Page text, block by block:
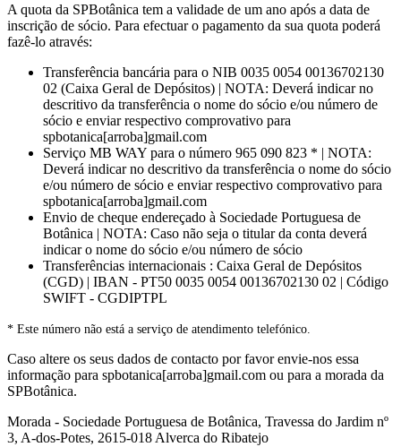
A quota da SPBotânica tem a validade de um ano após a data de
inscrição de sócio. Para efectuar o pagamento da sua quota poderá
fazê-lo através:
Transferência bancária para o NIB 0035 0054 00136702130
02 (Caixa Geral de Depósitos) | NOTA: Deverá indicar no
descritivo da transferência o nome do sócio e/ou número de
sócio e enviar respectivo comprovativo para
spbotanica[arroba]gmail.com
Serviço MB WAY para o número 965 090 823 * | NOTA:
Deverá indicar no descritivo da transferência o nome do sócio
e/ou número de sócio e enviar respectivo comprovativo para
spbotanica[arroba]gmail.com
Envio de cheque endereçado à Sociedade Portuguesa de
Botânica | NOTA: Caso não seja o titular da conta deverá
indicar o nome do sócio e/ou número de sócio
Transferências internacionais : Caixa Geral de Depósitos
(CGD) | IBAN - PT50 0035 0054 00136702130 02 | Código
SWIFT - CGDIPTPL
* Este número não está a serviço de atendimento telefónico.
Caso altere os seus dados de contacto por favor envie-nos essa
informação para spbotanica[arroba]gmail.com ou para a morada da
SPBotânica.
Morada - Sociedade Portuguesa de Botânica, Travessa do Jardim nº
3, A-dos-Potes, 2615-018 Alverca do Ribatejo